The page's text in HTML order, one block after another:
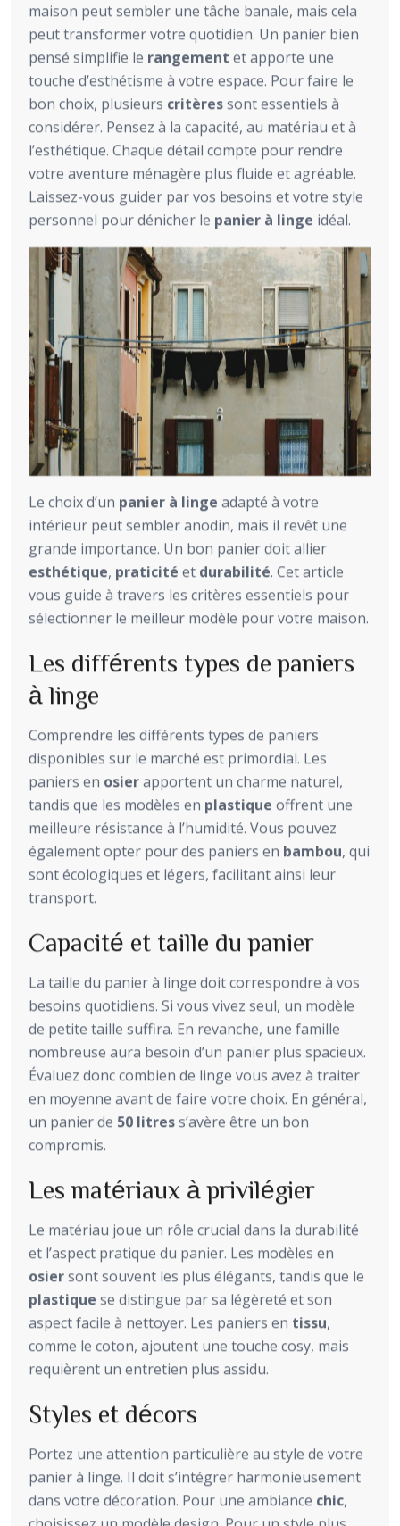
maison peut sembler une tâche banale, mais cela
peut transformer votre quotidien. Un panier bien
pensé simplifie le rangement et apporte une
touche d’esthétisme à votre espace. Pour faire le
bon choix, plusieurs critèressont essentiels à
considérer. Pensez à la capacité, au matériau et à
l’esthétique. Chaque détail compte pour rendre
votre aventure ménagère plus fluide et agréable.
Laissez-vous guider par vos besoins et votre style
personnel pour dénicher le panier à linge idéal.
Le choix d’un panier à linge adapté à votre
intérieur peut sembler anodin, mais il revêt une
grande importance. Un bon panier doit allier
esthétique, praticité et durabilité. Cet article
vous guide à travers les critères essentiels pour
sélectionner le meilleur modèle pour votre maison.
Les différents types de paniers
à linge
Comprendre les différents types de paniers
disponibles sur le marché est primordial. Les
paniers en osierapportent un charme naturel,
tandis que les modèles en plastique offrent une
meilleure résistance à l’humidité. Vous pouvez
également opter pour des paniers en bambou, qui
sont écologiques et légers, facilitant ainsi leur
transport.
Capacité et taille du panier
La taille du panier à linge doit correspondre à vos
besoins quotidiens. Si vous vivez seul, un modèle
de petite taille suffira. En revanche, une famille
nombreuse aura besoin d’un panier plus spacieux.
Évaluez donc combien de linge vous avez à traiter
en moyenne avant de faire votre choix. En général,
un panier de 50 litress’avère être un bon
compromis.
Les matériaux à privilégier
Le matériau joue un rôle crucial dans la durabilité
et l’aspect pratique du panier. Les modèles en
osiersont souvent les plus élégants, tandis que le
plastique se distingue par sa légèreté et son
aspect facile à nettoyer. Les paniers en tissu,
comme le coton, ajoutent une touche cosy, mais
requièrent un entretien plus assidu.
Styles et décors
Portez une attention particulière au style de votre
panier à linge. Il doit s’intégrer harmonieusement
dans votre décoration. Pour une ambiance chic,